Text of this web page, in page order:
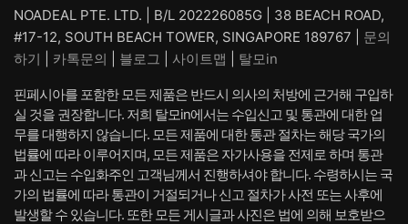
격:
₩ 61,520.
격:
₩ 50,520.
₩ 88,936.₩
NOADEAL PTE. LTD. | B/L 202226085G | 38 BEACH ROAD,
#17-12, SOUTH BEACH TOWER, SINGAPORE 189767 | 문의
하기
카톡문의 블로그 사이트맵 탈모in
핀페시아를 포함한 모든 제품은 반드시 의사의 처방에 근거해 구입하
실 것을 권장합니다. 저희 탈모in에서는 수입신고 및 통관에 대한 업
무를 대행하지 않습니다. 모든 제품에 대한 통관 절차는 해당 국가의
법률에 따라 이루어지며, 모든 제품은 자가사용을 전제로 하며 통관
과 신고는 수입화주인 고객님께서 진행하셔야 합니다. 수령하시는 국
가의 법률에 따라 통관이 거절되거나 신고 절차가 사전 또는 사후에
발생할 수 있습니다. 또한 모든 게시글과 사진은 법에 의해 보호받으